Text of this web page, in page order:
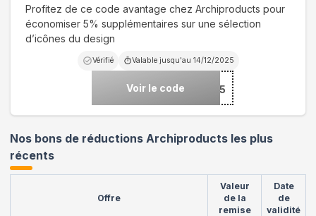
Profitez de ce code avantage chez Archiproducts pour
économiser 5% supplémentaires sur une sélection
d’icônes du design
Vérifié Valable jusqu'au 14/12/2025
Voir le code***TEXTRA5
Nos bons de réductions Archiproducts les plus
récents
Offre
Valeur
de la
remise
Date
de
validité